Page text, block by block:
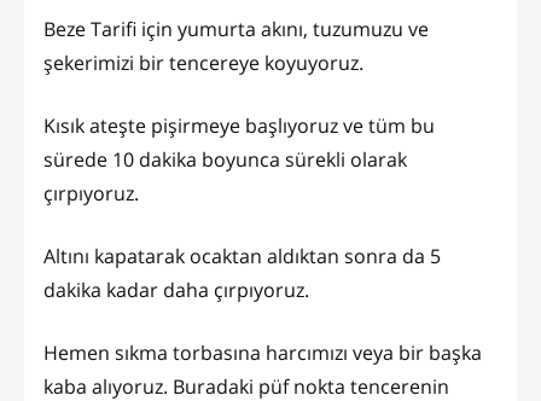
Beze Tarifi için yumurta akını, tuzumuzu ve
şekerimizi bir tencereye koyuyoruz.
Kısık ateşte pişirmeye başlıyoruz ve tüm bu
sürede 10 dakika boyunca sürekli olarak
çırpıyoruz.
Altını kapatarak ocaktan aldıktan sonra da 5
dakika kadar daha çırpıyoruz.
Hemen sıkma torbasına harcımızı veya bir başka
kaba alıyoruz. Buradaki püf nokta tencerenin